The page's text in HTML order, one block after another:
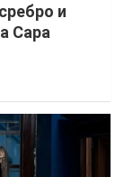
и
Сара